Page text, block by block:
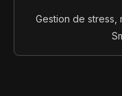
Gestion de stress,